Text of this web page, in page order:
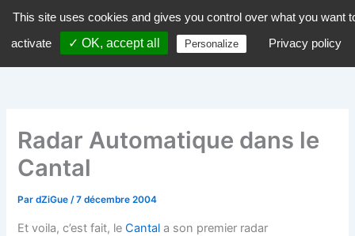
contenu
dZiGue
Radar Automatique dans le
Cantal
PardZiGue/7 décembre 2004
Et voila, c’est fait, leCantal a son premier radar
This site uses cookies and gives you control over what you want
activate
✓ OK, accept all Personalize Privacy policy